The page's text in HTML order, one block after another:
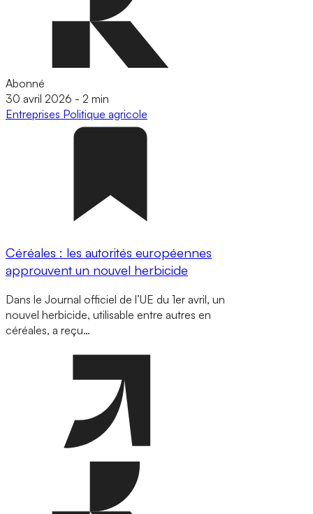
Abonné
30 avril 2026 - 2 min
Entreprises Politique agricole
Céréales : les autorités européennes
approuvent un nouvel herbicide
Dans le Journal officiel de l’UE du 1er avril, un
nouvel herbicide, utilisable entre autres en
céréales, a reçu…